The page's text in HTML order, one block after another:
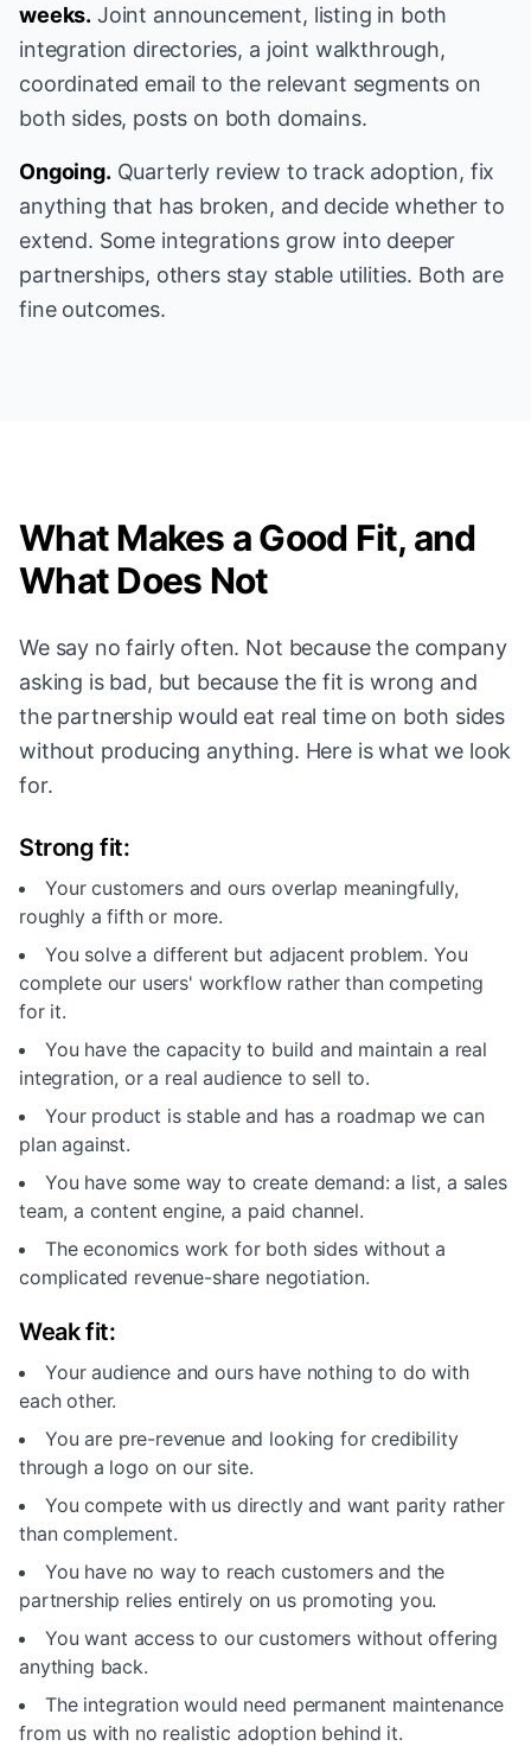
weeks. Joint announcement, listing in both
integration directories, a joint walkthrough,
coordinated email to the relevant segments on
both sides, posts on both domains.
Ongoing. Quarterly review to track adoption, fix
anything that has broken, and decide whether to
extend. Some integrations grow into deeper
partnerships, others stay stable utilities. Both are
fine outcomes.
What Makes a Good Fit, and
What Does Not
We say no fairly often. Not because the company
asking is bad, but because the fit is wrong and
the partnership would eat real time on both sides
without producing anything. Here is what we look
for.
Strong fit:
Your customers and ours overlap meaningfully,
roughly a fifth or more.
You solve a different but adjacent problem. You
complete our users' workflow rather than competing
for it.
You have the capacity to build and maintain a real
integration, or a real audience to sell to.
Your product is stable and has a roadmap we can
plan against.
You have some way to create demand: a list, a sales
team, a content engine, a paid channel.
The economics work for both sides without a
complicated revenue-share negotiation.
Weak fit:
Your audience and ours have nothing to do with
each other.
You are pre-revenue and looking for credibility
through a logo on our site.
You compete with us directly and want parity rather
than complement.
You have no way to reach customers and the
partnership relies entirely on us promoting you.
You want access to our customers without offering
anything back.
The integration would need permanent maintenance
from us with no realistic adoption behind it.